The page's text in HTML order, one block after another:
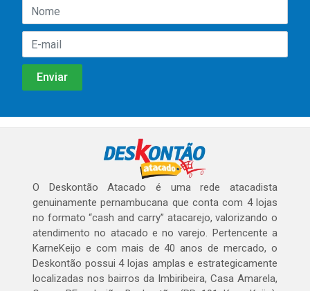
O Deskontão Atacado é uma rede atacadista
genuinamente pernambucana que conta com 4 lojas
no formato “cash and carry” atacarejo, valorizando o
atendimento no atacado e no varejo. Pertencente a
KarneKeijo e com mais de 40 anos de mercado, o
Deskontão possui 4 lojas amplas e estrategicamente
localizadas nos bairros da Imbiribeira, Casa Amarela,